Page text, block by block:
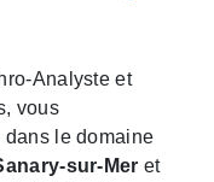
vous
le domaine
sur-Mer et